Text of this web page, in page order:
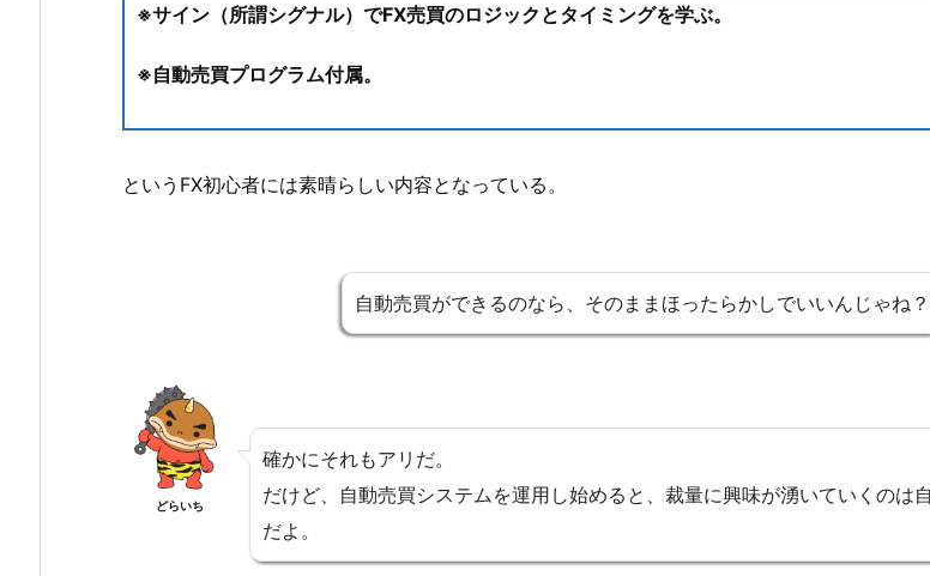
※サイン（所謂シグナル）でFX売買のロジックとタイミングを学ぶ。
※自動売買プログラム付属。
というFX初心者には素晴らしい内容となっている。
自動売買ができるのなら、そのままほったらかしでいいんじゃね？
どらいち
確かにそれもアリだ。
だけど、自動売買システムを運用し始めると、裁量に興味が湧いていくのは
だよ。